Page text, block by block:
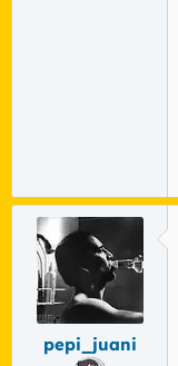
pepi_juani